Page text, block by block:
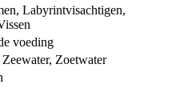
Labyrintvisachtigen,
voeding
Zoetwater